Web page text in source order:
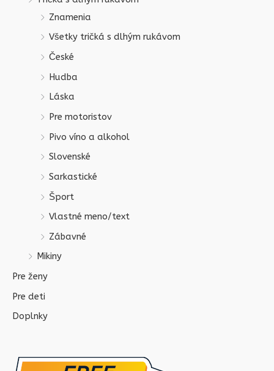
Znamenia
Všetky tričká s dlhým rukávom
České
Hudba
Láska
Pre motoristov
Pivo víno a alkohol
Slovenské
Sarkastické
Šport
Vlastné meno/text
Zábavné
Mikiny
Pre ženy
Pre deti
Doplnky